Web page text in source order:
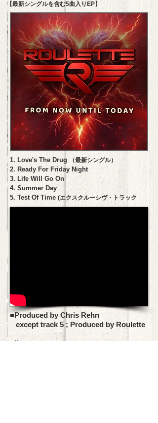
【最新シングルを含む5曲入りEP】
1. Love's The Drug （最新シングル）
2. Ready For Friday Night
3. Life Will Go On
4. Summer Day
5. Test Of Time (エクスクルーシヴ・トラック
■Produced by Chris Rehn
except track 5 ; Produced by Roulette
<line-up>